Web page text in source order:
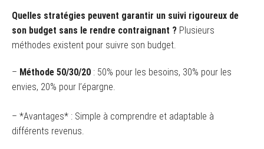
Quelles stratégies peuvent garantir un suivi rigoureux de
son budget sans le rendre contraignant ? Plusieurs
méthodes existent pour suivre son budget.
– Méthode 50/30/20 : 50% pour les besoins, 30% pour les
envies, 20% pour l’épargne.
– *Avantages* : Simple à comprendre et adaptable à
différents revenus.